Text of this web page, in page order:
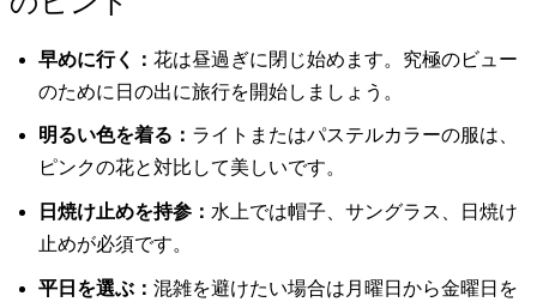
早めに行く： 花は昼過ぎに閉じ始めます。究極のビュー
のために日の出に旅行を開始しましょう。
明るい色を着る： ライトまたはパステルカラーの服は、
ピンクの花と対比して美しいです。
日焼け止めを持参： 水上では帽子、サングラス、日焼け
止めが必須です。
平日を選ぶ： 混雑を避けたい場合は月曜日から金曜日を